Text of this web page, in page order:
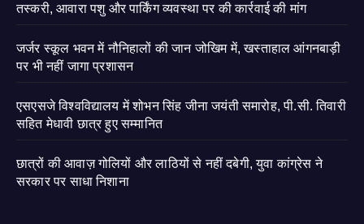
तस्करी, आवारा पशु और पार्किंग व्यवस्था पर की कार्रवाई की मांग
जर्जर स्कूल भवन में नौनिहालों की जान जोखिम में, खस्ताहाल आंगनबाड़ी
पर भी नहीं जागा प्रशासन
एसएसजे विश्वविद्यालय में शोभन सिंह जीना जयंती समारोह, पी.सी. तिवारी
सहित मेधावी छात्र हुए सम्मानित
छात्रों की आवाज़ गोलियों और लाठियों से नहीं दबेगी, युवा कांग्रेस ने
सरकार पर साधा निशाना